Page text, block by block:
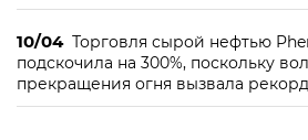
10/04 Торговля сырой нефтью
подскочила на 300%, поскольку
прекращения огня вызвала